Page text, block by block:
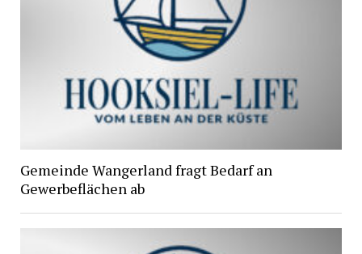
Gemeinde Wangerland fragt Bedarf an
Gewerbeflächen ab